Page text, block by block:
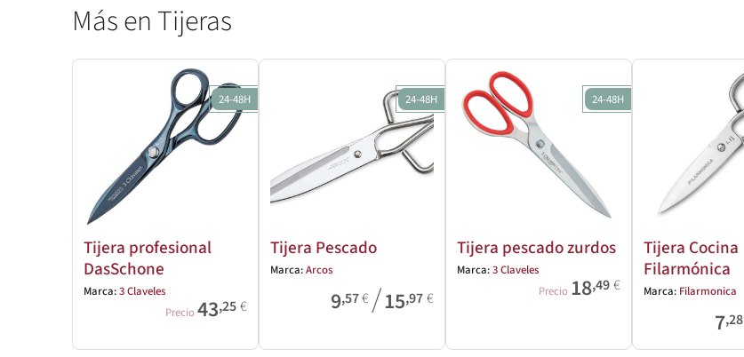
Más en Tijeras
24-48H
Tijera profesional
DasSchone
Marca:3 Claveles
Precio43,25€
24-48H
Tijera Pescado
Marca:Arcos
9,57€/15,97€
24-48H
Tijera pescado zurdos
Marca:3 Claveles
Precio 18,49€
Tijera Cocina
Filarmónica
Marca: Filarmonica
7,28